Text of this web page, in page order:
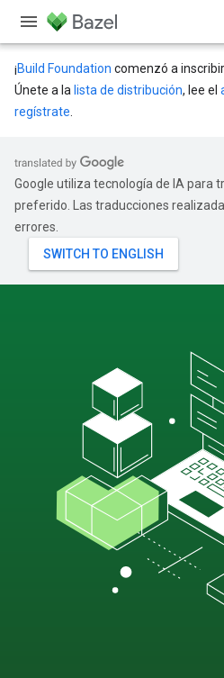
¡Build Foundation comenzó a
Únete a la lista de distribución, lee el
regístrate
Google utiliza tecnología de IA para
preferido. Las traducciones
errores.